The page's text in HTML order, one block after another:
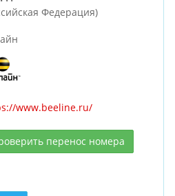
Федерация)
www.beeline.ru/
перенос номера